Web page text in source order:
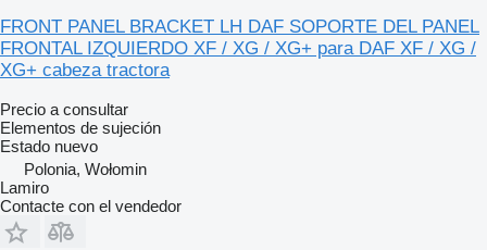
FRONT PANEL BRACKET LH DAF SOPORTE DEL PANEL
FRONTAL IZQUIERDO XF / XG / XG+ para DAF XF / XG /
XG+ cabeza tractora
Precio a consultar
Elementos de sujeción
Estado nuevo
Polonia, Wołomin
Lamiro
Contacte con el vendedor